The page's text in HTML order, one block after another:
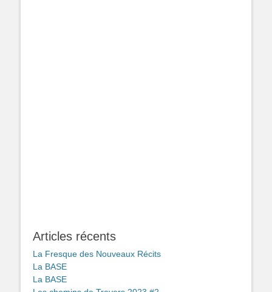
Articles récents
La Fresque des Nouveaux Récits
La BASE
La BASE